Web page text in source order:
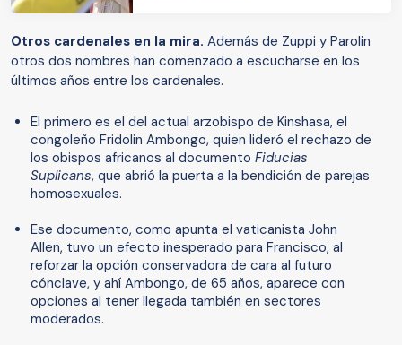
Otros cardenales en la mira. Además de Zuppi y Parolin
otros dos nombres han comenzado a escucharse en los
últimos años entre los cardenales.
El primero es el del actual arzobispo de Kinshasa, el
congoleño Fridolin Ambongo, quien lideró el rechazo de
los obispos africanos al documento Fiducias
Suplicans, que abrió la puerta a la bendición de parejas
homosexuales.
Ese documento, como apunta el vaticanista John
Allen, tuvo un efecto inesperado para Francisco, al
reforzar la opción conservadora de cara al futuro
cónclave, y ahí Ambongo, de 65 años, aparece con
opciones al tener llegada también en sectores
moderados.